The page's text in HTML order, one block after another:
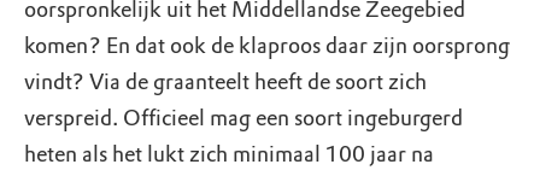
oorspronkelijk uit het Middellandse Zeegebied
komen? En dat ook de klaproos daar zijn oorsprong
vindt? Via de graanteelt heeft de soort zich
verspreid. Officieel mag een soort ingeburgerd
heten als het lukt zich minimaal 100 jaar na